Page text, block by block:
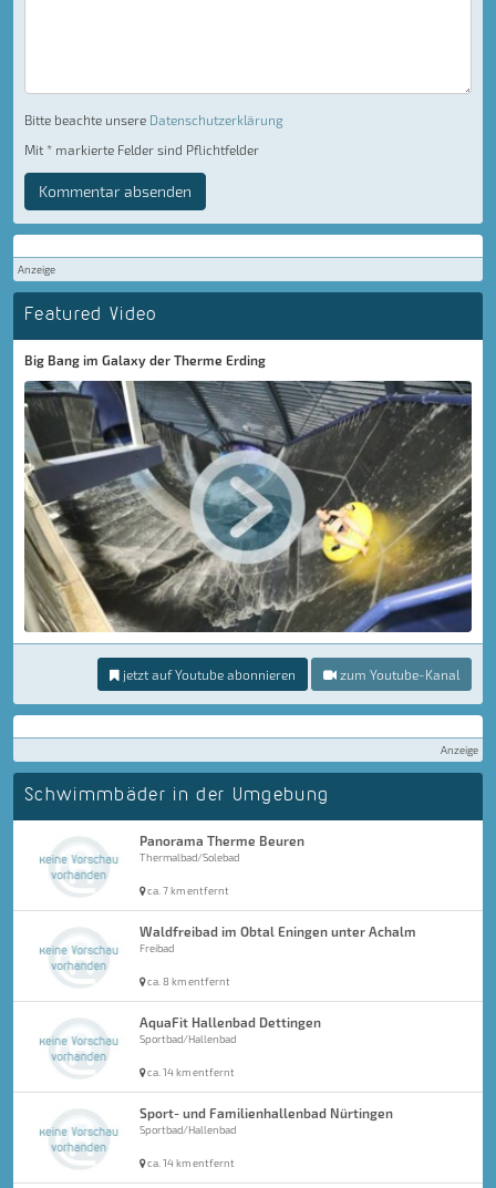
Bitte beachte unsere Datenschutzerklärung
Mit * markierte Felder sind Pflichtfelder
Kommentar absenden
Anzeige
Featured Video
Big Bang im Galaxy der Therme Erding
jetzt auf Youtube abonnieren zum Youtube-Kanal
Anzeige
Schwimmbäder in der Umgebung
Panorama Therme Beuren
Thermalbad/Solebad
ca. 7 km entfernt
Waldfreibad im Obtal Eningen unter Achalm
Freibad
ca. 8 km entfernt
AquaFit Hallenbad Dettingen
Sportbad/Hallenbad
ca. 14 km entfernt
Sport- und Familienhallenbad Nürtingen
Sportbad/Hallenbad
ca. 14 km entfernt